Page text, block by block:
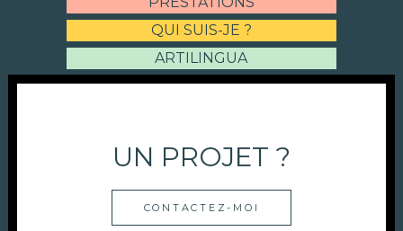
QUI SUIS-JE ?
ARTILINGUA
UN PROJET ?
CONTACTEZ-MOI